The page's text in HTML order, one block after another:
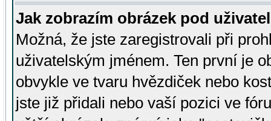
Jak zobrazím obrázek pod
Možná, že jste zaregistrovali při
uživatelským jménem. Ten první je
obvykle ve tvaru hvězdiček nebo
jste již přidali nebo vaší pozici ve